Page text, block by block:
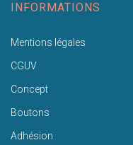
INFORMATIONS
Mentions légales
CGUV
Concept
Boutons
Adhésion